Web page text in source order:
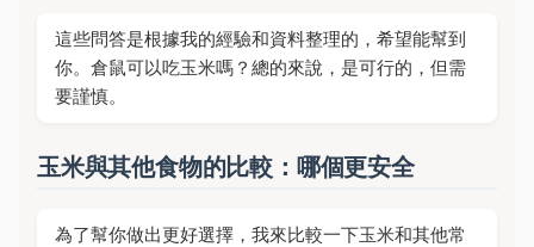
這些問答是根據我的經驗和資料整理的，希望能幫到
你。倉鼠可以吃玉米嗎？總的來說，是可行的，但需
要謹慎。
玉米與其他食物的比較：哪個更安全
為了幫你做出更好選擇，我來比較一下玉米和其他常